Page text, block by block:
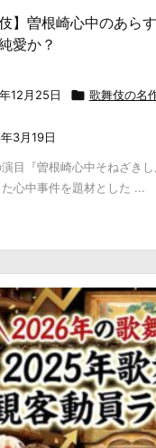
伎】曽根崎心中のあら
愛か？
12月25日  歌舞伎の名
3月19日
目『曽根崎心中そねざき
心中事件を題材とした ...